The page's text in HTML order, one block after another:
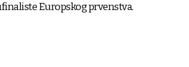
Europskog prvenstva.